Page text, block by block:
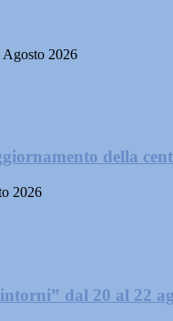
Agosto 2026
della
2026
dal 20 al 22